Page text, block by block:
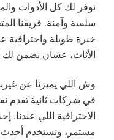
نوفر لك كل الأدوات
سلسة وآمنة. فريقنا
خبرة طويلة واحترافية
الأثاث، عشان نضمن لك
وش اللي يميزنا عن
في شركات ثانية
الاحترافية اللي
مستمر، ونستخدم أحدث